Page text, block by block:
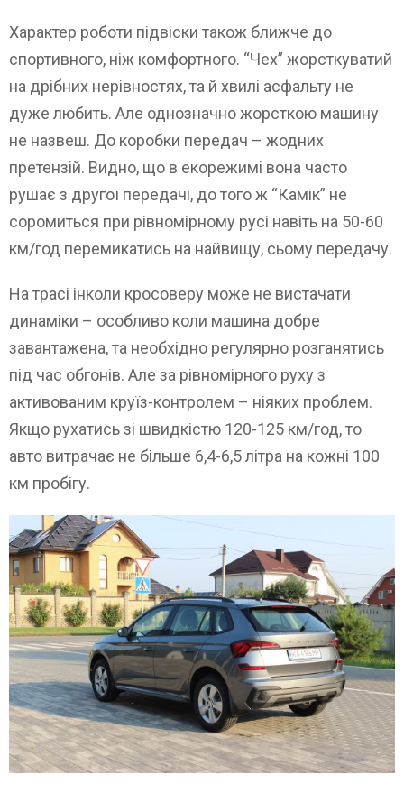
Характер роботи підвіски також ближче до
спортивного, ніж комфортного. “Чех” жорсткуватий
на дрібних нерівностях, та й хвилі асфальту не
дуже любить. Але однозначно жорсткою машину
не назвеш. До коробки передач – жодних
претензій. Видно, що в екорежимі вона часто
рушає з другої передачі, до того ж “Камік” не
соромиться при рівномірному русі навіть на 50-60
км/год перемикатись на найвищу, сьому передачу.
На трасі інколи кросоверу може не вистачати
динаміки – особливо коли машина добре
завантажена, та необхідно регулярно розганятись
під час обгонів. Але за рівномірного руху з
активованим круїз-контролем – ніяких проблем.
Якщо рухатись зі швидкістю 120-125 км/год, то
авто витрачає не більше 6,4-6,5 літра на кожні 100
км пробігу.